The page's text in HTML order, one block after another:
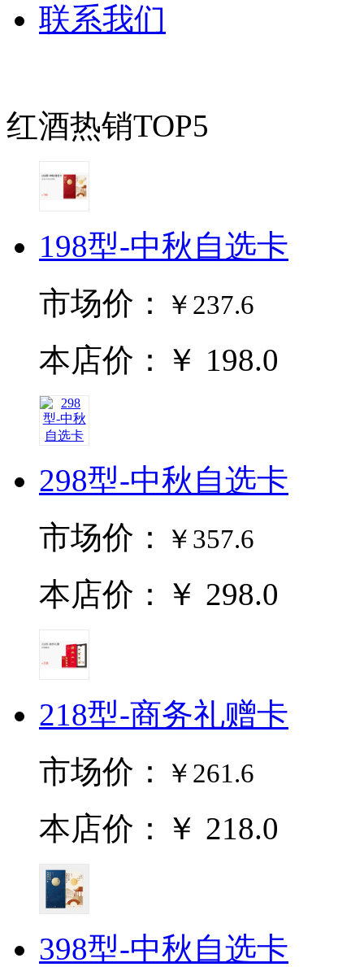
联系我们
红酒热销TOP5
198型-中秋自选卡
市场价：
￥237.6
本店价：￥ 198.0
298型-中秋自选卡
市场价：
￥357.6
本店价：￥ 298.0
218型-商务礼赠卡
市场价：
￥261.6
本店价：￥ 218.0
398型-中秋自选卡